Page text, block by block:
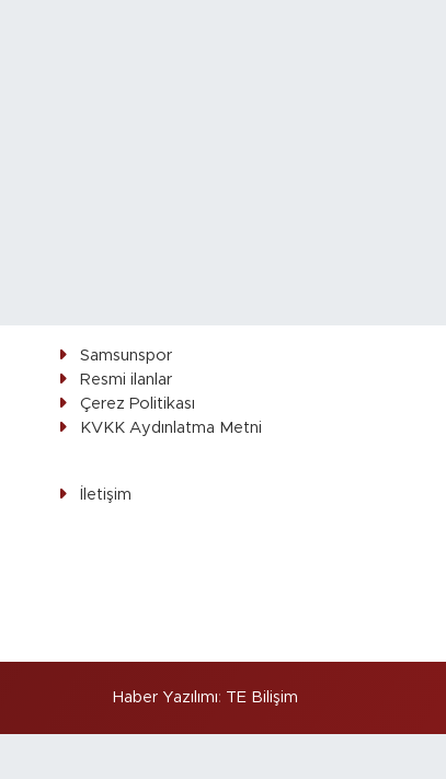
Samsunspor
Resmi ilanlar
Çerez Politikası
KVKK Aydınlatma Metni
İletişim
Haber Yazılımı: TE Bilişim